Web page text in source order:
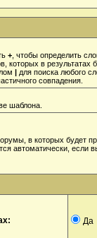
+ , чтобы определить
которых в
| для поиска любого
совпадения.
шаблона.
в которых будет
автоматически, если
Да